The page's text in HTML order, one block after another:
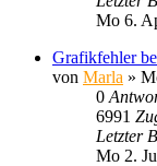
Mo 6.
Grafikfehler
von Marla »
0
6991
Letzter
Mo 2.